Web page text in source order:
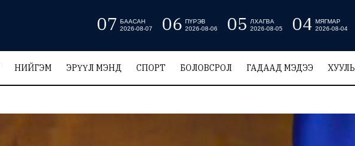
07 БААСАН
2026-08-07
06 ПҮРЭВ
2026-08-06
05
ЛХАГВА
2026-08-05
04 МЯГМАР
2026-08-04
НИЙГЭМ ЭРҮҮЛ МЭНД СПОРТ БОЛОВСРОЛ ГАДААД МЭДЭЭ ХУУЛЬ